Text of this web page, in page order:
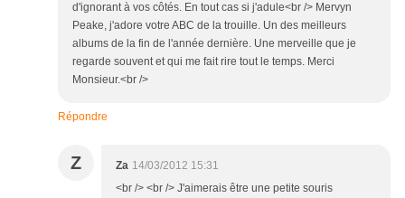
d'ignorant à vos côtés. En tout cas si j'adule<br /> Mervyn
Peake, j'adore votre ABC de la trouille. Un des meilleurs
albums de la fin de l'année dernière. Une merveille que je
regarde souvent et qui me fait rire tout le temps. Merci
Monsieur.<br />
Répondre
Z Za 14/03/2012 15:31
<br /> <br /> J'aimerais être une petite souris